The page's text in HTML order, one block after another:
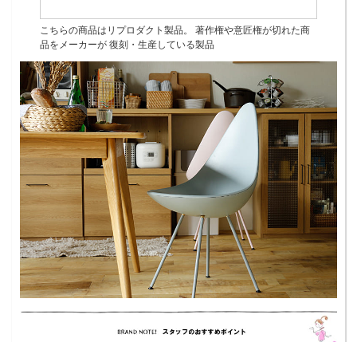
こちらの商品はリプロダクト製品。 著作権や意匠権が切れた商
品をメーカーが 復刻・生産している製品